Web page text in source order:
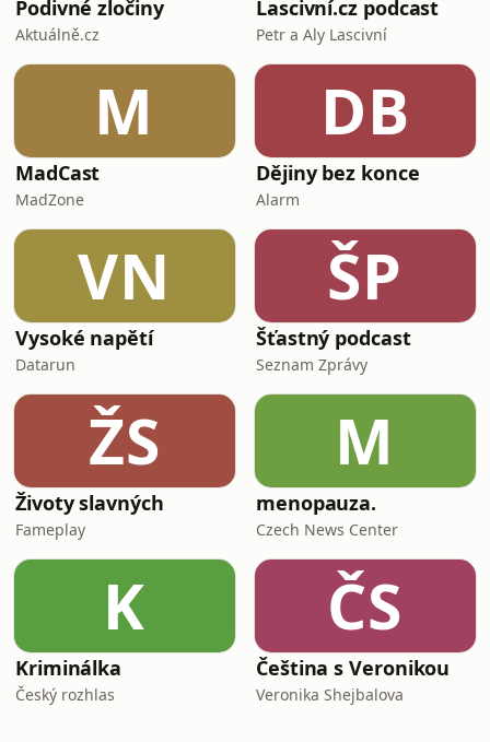
Podivné zločiny
Aktuálně.cz
Lascivní.cz podcast
Petr a Aly Lascivní
M
MadCast
MadZone
DB
Dějiny bez konce
Alarm
VN
Vysoké napětí
Datarun
ŠP
Šťastný podcast
Seznam Zprávy
ŽS
Životy slavných
Fameplay
M
menopauza.
Czech News Center
K
Kriminálka
Český rozhlas
ČS
Čeština s Veronikou
Veronika Shejbalova